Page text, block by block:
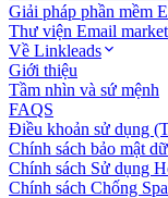
Giải pháp phần mềm
Thư viện Email
Về Linkleads
Giới thiệu
Tầm nhìn và sứ mệnh
FAQS
Điều khoản sử dụng
Chính sách bảo mật
Chính sách Sử dụng
Chính sách Chống